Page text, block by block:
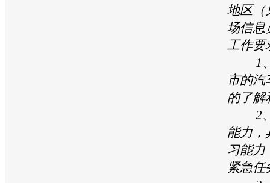
地区（
场信息
工作要
1、
市的汽
的了解
2、
能力，
习能力
紧急任